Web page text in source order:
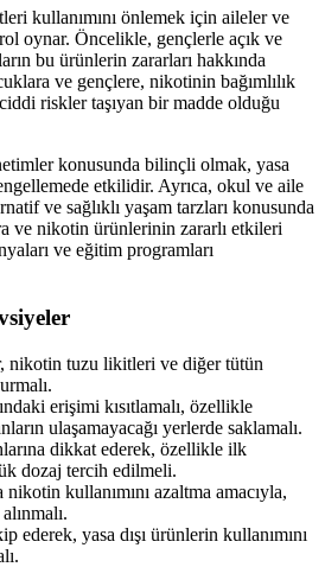
kullanımını önlemek için aileler ve
oynar. Öncelikle, gençlerle açık ve
bu ürünlerin zararları hakkında
ve gençlere, nikotinin bağımlılık
ciddi riskler taşıyan bir madde olduğu
konusunda bilinçli olmak, yasa
etkilidir. Ayrıca, okul ve aile
ve sağlıklı yaşam tarzları konusunda
ve nikotin ürünlerinin zararlı etkileri
ve eğitim programları
nikotin tuzu likitleri ve diğer tütün
erişimi kısıtlamalı, özellikle
ulaşamayacağı yerlerde saklamalı.
dikkat ederek, özellikle ilk
dozaj tercih edilmeli.
nikotin kullanımını azaltma amacıyla,
ederek, yasa dışı ürünlerin kullanımını